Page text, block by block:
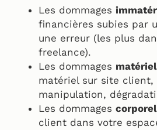
Les dommages
financières subies par
une erreur (les plus
freelance).
Les dommages
matériel sur site client,
manipulation,
Les dommages
client dans votre